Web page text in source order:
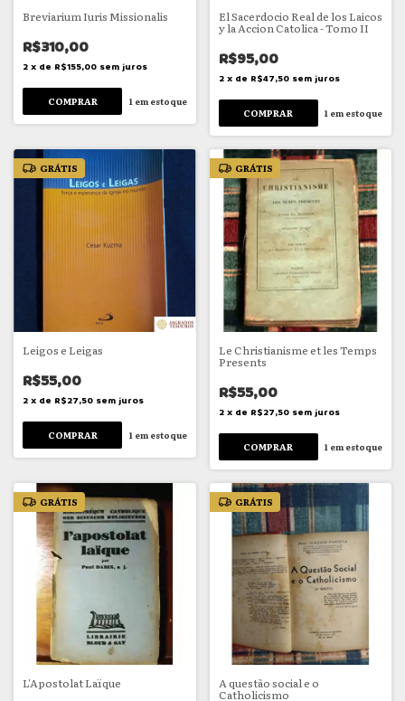
Breviarium Iuris Missionalis
R$310,00
2 x de R$155,00 sem juros
1em estoque
El Sacerdocio Real de los Laicos
y la Accion Catolica - Tomo II
R$95,00
2 x de R$47,50 sem juros
1 em estoque
GRÁTIS
Leigos e Leigas
R$55,00
2 x de R$27,50 sem juros
1 em estoque
GRÁTIS
Le Christianisme et les Temps
Presents
R$55,00
2 x de R$27,50 sem juros
1 em estoque
GRÁTIS
L'Apostolat Laïque
GRÁTIS
A questão social e o
Catholicismo